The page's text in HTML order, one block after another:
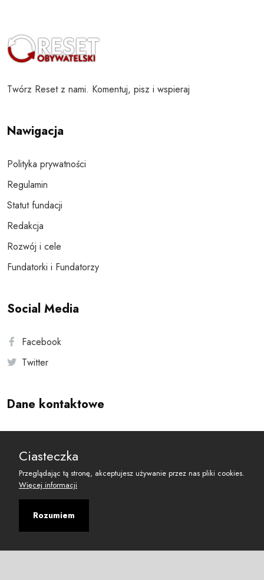
Twórz Reset z nami. Komentuj, pisz i wspieraj
Nawigacja
Polityka prywatności
Regulamin
Statut fundacji
Redakcja
Rozwój i cele
Fundatorki i Fundatorzy
Social Media
Facebook
Twitter
Dane kontaktowe
reset@resetobywatelski.pl
Ciasteczka
Przeglądając tą stronę, akceptujesz używanie przez nas pliki cookies.
Więcej informacji
Rozumiem